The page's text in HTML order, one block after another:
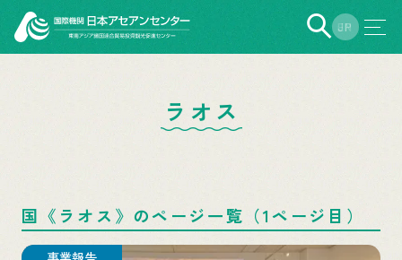
EN
JP
ラオス
国《ラオス》のページ一覧（1ページ目）